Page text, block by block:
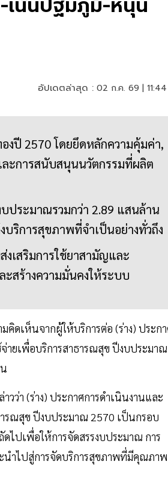
อัปเดตล่าสุด : 02 ก.ค. 69 |
ปี 2570 โดยยึดหลักความคุ้มค่า,
ละการสนับสนุนนวัตกรรมที่ผลิต
ประมาณรวมกว่า 2.89 แสนล้าน
ริการสุขภาพที่จำเป็นอย่างทั่วถึง
เสริมการใช้ยาสามัญและ
ร้างความมั่นคงให้ระบบ
ดเห็นจากผู้ให้บริการต่อ (ร่าง) ประก
ายเพื่อบริการสาธารณสุข ปีงบประมาณ
ว่า (ร่าง) ประกาศการดำเนินงานและ
รณสุข ปีงบประมาณ 2570 เป็นกรอบ
ไปเพื่อให้การจัดสรรงบประมาณ การ
นำไปสู่การจัดบริการสุขภาพที่มีคุณภาพ